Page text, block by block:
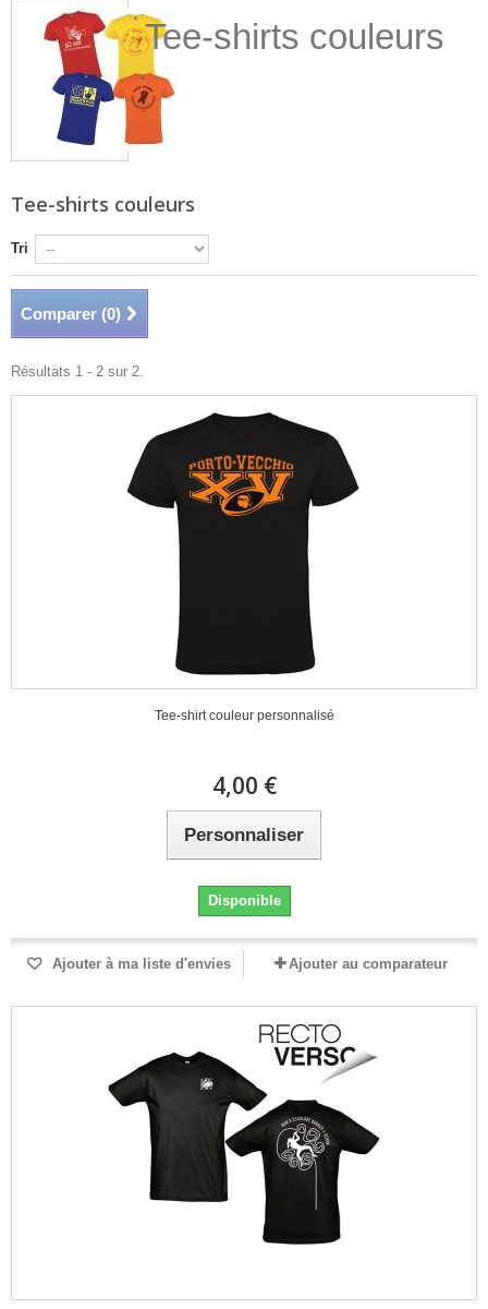
Tee-shirts couleurs
Tee-shirts couleurs
Tri
Comparer (0)
Résultats 1 - 2 sur 2.
Tee-shirt couleur personnalisé
4,00 €
Personnaliser
Disponible
Ajouter à ma liste d'envies Ajouter au comparateur